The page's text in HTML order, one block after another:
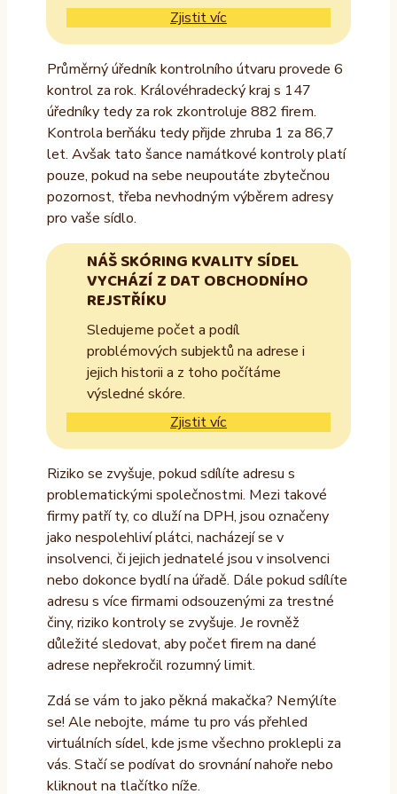
Zjistit víc
Průměrný úředník kontrolního útvaru provede 6
kontrol za rok. Královéhradecký kraj s 147
úředníky tedy za rok zkontroluje 882 firem.
Kontrola berňáku tedy přijde zhruba 1 za 86,7
let. Avšak tato šance namátkové kontroly platí
pouze, pokud na sebe neupoutáte zbytečnou
pozornost, třeba nevhodným výběrem adresy
pro vaše sídlo.
NÁŠ SKÓRING KVALITY SÍDEL
VYCHÁZÍ Z DAT OBCHODNÍHO
REJSTŘÍKU
Sledujeme počet a podíl
problémových subjektů na adrese i
jejich historii a z toho počítáme
výsledné skóre.
Zjistit víc
Riziko se zvyšuje, pokud sdílíte adresu s
problematickými společnostmi. Mezi takové
firmy patří ty, co dluží na DPH, jsou označeny
jako nespolehliví plátci, nacházejí se v
insolvenci, či jejich jednatelé jsou v insolvenci
nebo dokonce bydlí na úřadě. Dále pokud sdílíte
adresu s více firmami odsouzenými za trestné
činy, riziko kontroly se zvyšuje. Je rovněž
důležité sledovat, aby počet firem na dané
adrese nepřekročil rozumný limit.
Zdá se vám to jako pěkná makačka? Nemýlíte
se! Ale nebojte, máme tu pro vás přehled
virtuálních sídel, kde jsme všechno proklepli za
vás. Stačí se podívat do srovnání nahoře nebo
kliknout na tlačítko níže.